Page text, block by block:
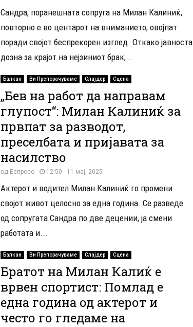
Сандра, поранешната сопруга на Милан Калиниќ,
повторно е во центарот на вниманието, овојпат
поради својот беспрекорен изглед. Откако јавноста
дозна за крајот на нејзиниот брак,...
Балкан Ви Препорачуваме Слајдер Сцена
„Бев на работ да направам
глупост“: Милан Калиниќ за
првпат за разводот,
преселбата и пријавата за
насилство
од Еспресо 12:50 - 11 мај, 2025
Актерот и водител Милан Калиниќ го промени
својот живот целосно за една година. Се разведе
од сопругата Сандра по две децении, ја смени
работата и...
Балкан Ви Препорачуваме Слајдер Сцена
Братот на Милан Калиќ е
врвен спортист: Помлад е
една година од актерот и
често го гледаме на